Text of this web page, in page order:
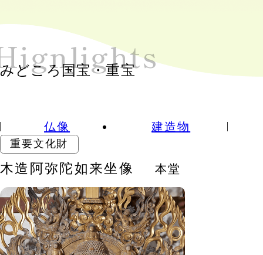
みどころ国宝・重宝
lights
仏像 建造物
重要文化財
木造阿弥陀如来坐像 本堂